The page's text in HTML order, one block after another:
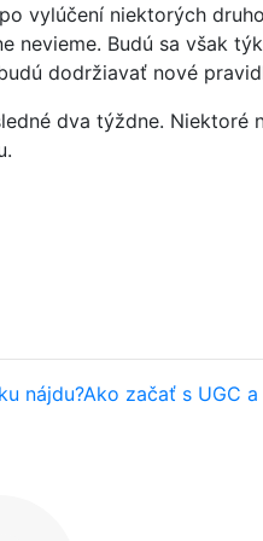
vylúčení niektorých
nevieme. Budú sa však
dodržiavať nové
dva týždne.
nájdu?Ako začať s UGC